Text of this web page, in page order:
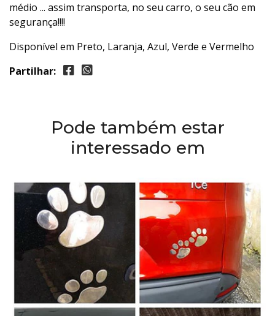
médio ... assim transporta, no seu carro, o seu cão em
segurança!!!!
Disponível em Preto, Laranja, Azul, Verde e Vermelho
Partilhar:
Pode também estar
interessado em